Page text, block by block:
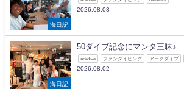
海日記
2026.08.03
海日記
50ダイブ記念にマンタ三昧♪
arkdive ファンダイビング アークダイブ
2026.08.02